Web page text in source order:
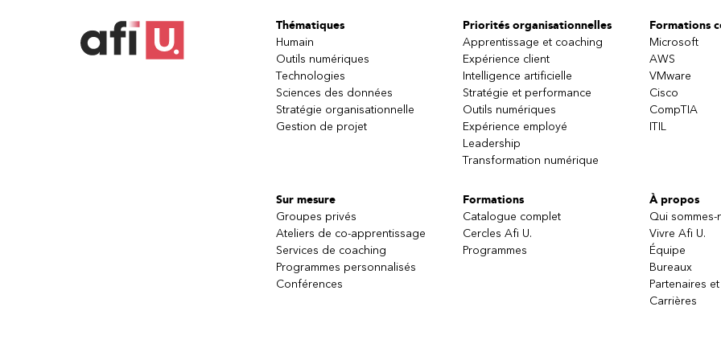
Thématiques
Humain
Outils numériques
Technologies
Sciences des données
Stratégie organisationnelle
Gestion de projet
Priorités organisationnelles
Apprentissage et coaching
Expérience client
Intelligence artificielle
Stratégie et performance
Outils numériques
Expérience employé
Leadership
Transformation numérique
Formations
Microsoft
AWS
VMware
Cisco
CompTIA
ITIL
Sur mesure
Groupes privés
Ateliers de co-apprentissage
Services de coaching
Programmes personnalisés
Conférences
Formations
Catalogue complet
Cercles Afi U.
Programmes
À propos
Qui sommes-
Vivre Afi U.
Équipe
Bureaux
Partenaires
Carrières